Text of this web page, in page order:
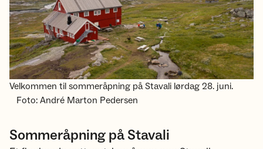
Velkommen til sommeråpning på Stavali lørdag 28. juni.
Foto: André Marton Pedersen
Sommeråpning på Stavali